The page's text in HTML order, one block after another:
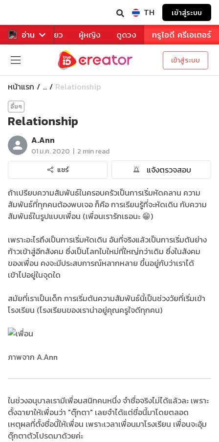
TH เข้าสู่ระบบ
อ่าน
หาร ท่องเที่ยว ผู้หญิง ดูดวง ทรูไอดี ครีเอเตอร์
เข้าสู่ระบบ
หน้าแรก ... Relationship
อื่นๆ
Relationship
A.Ann
01 ม.ค. 2020 | 2 min read
แชร์
แจ้งตรวจสอบ
ถ้าเปรียบความสัมพันธ์ในครอบครัวเป็นการเริ่มหัดคลาน ความ
สัมพันธ์ที่ทุกคนต้องพบเจอ ก็คือ การเรียนรู้ที่จะหัดเดิน กับความ
สัมพันธ์ในรูปแบบเพื่อน (เพื่อนเรารักเธอนะ 😁)
เพราะอะไรถึงเป็นการเริ่มหัดเดิน อันที่จริงแล้วเป็นการเริ่มต้นย่าง
ก้าวเข้าสู่อีกสังคม ซึ่งเป็นโลกใบใหม่ที่ใหญ่กว่าเดิม ซึ่งในสังคม
ของเพื่อน คงจะมีประสบการณ์หลากหลาย ขึ้นอยู่กับว่าเราได้
เข้าไปอยู่ในจุดใด
สมัยที่เราเป็นเด็ก การเริ่มต้นความสัมพันธ์นี้เป็นช่วงวัยที่เริ่มเข้า
โรงเรียน (โรงเรียนของเราน่าอยู่คุณครูใจดีทุกคน)​
ภาพจาก A.Ann
ในช่วงอนุบาลเรามีเพื่อนสนิทคนหนึ่ง จำชื่อจริงไม่ได้แล้วละ เพราะ
ตั้งฉายาให้เพื่อนว่า "ตุ๊กตา" เลยจำได้แต่ชื่อนี้มาโดยตลอด
เหตุผลที่ตั้งชื่อนี้ให้เพื่อน เพราะเวลาเพื่อนมาโรงเรียน เพื่อนจะอุ้ม
ตุ๊กตาตัวโปรดมาด้วยค่ะ